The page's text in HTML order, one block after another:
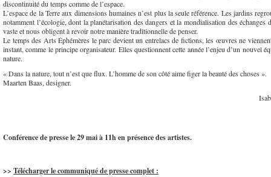
discontinuité du temps comme de l’espace.
L’espace de la Terre aux dimensions humaines n’est plus la seule référence. Les jardins
notamment l’écologie, dont la planétarisation des dangers et la mondialisation des
vaste et nous obligent à revoir notre manière traditionnelle de penser.
Le temps des Arts Éphémères le parc devient un entrelacs de fictions, les œuvres ne
instant, comme le principe organisateur. Elles questionnent cette année l’enjeu d’un nouvel
nature.
« Dans la nature, tout n’est que flux. L’homme de son côté aime figer la beauté des choses ».
Maarten Baas, designer.
Conférence de presse le 29 mai à 11h en présence des artistes.
>> Télécharger le communiqué de presse complet :